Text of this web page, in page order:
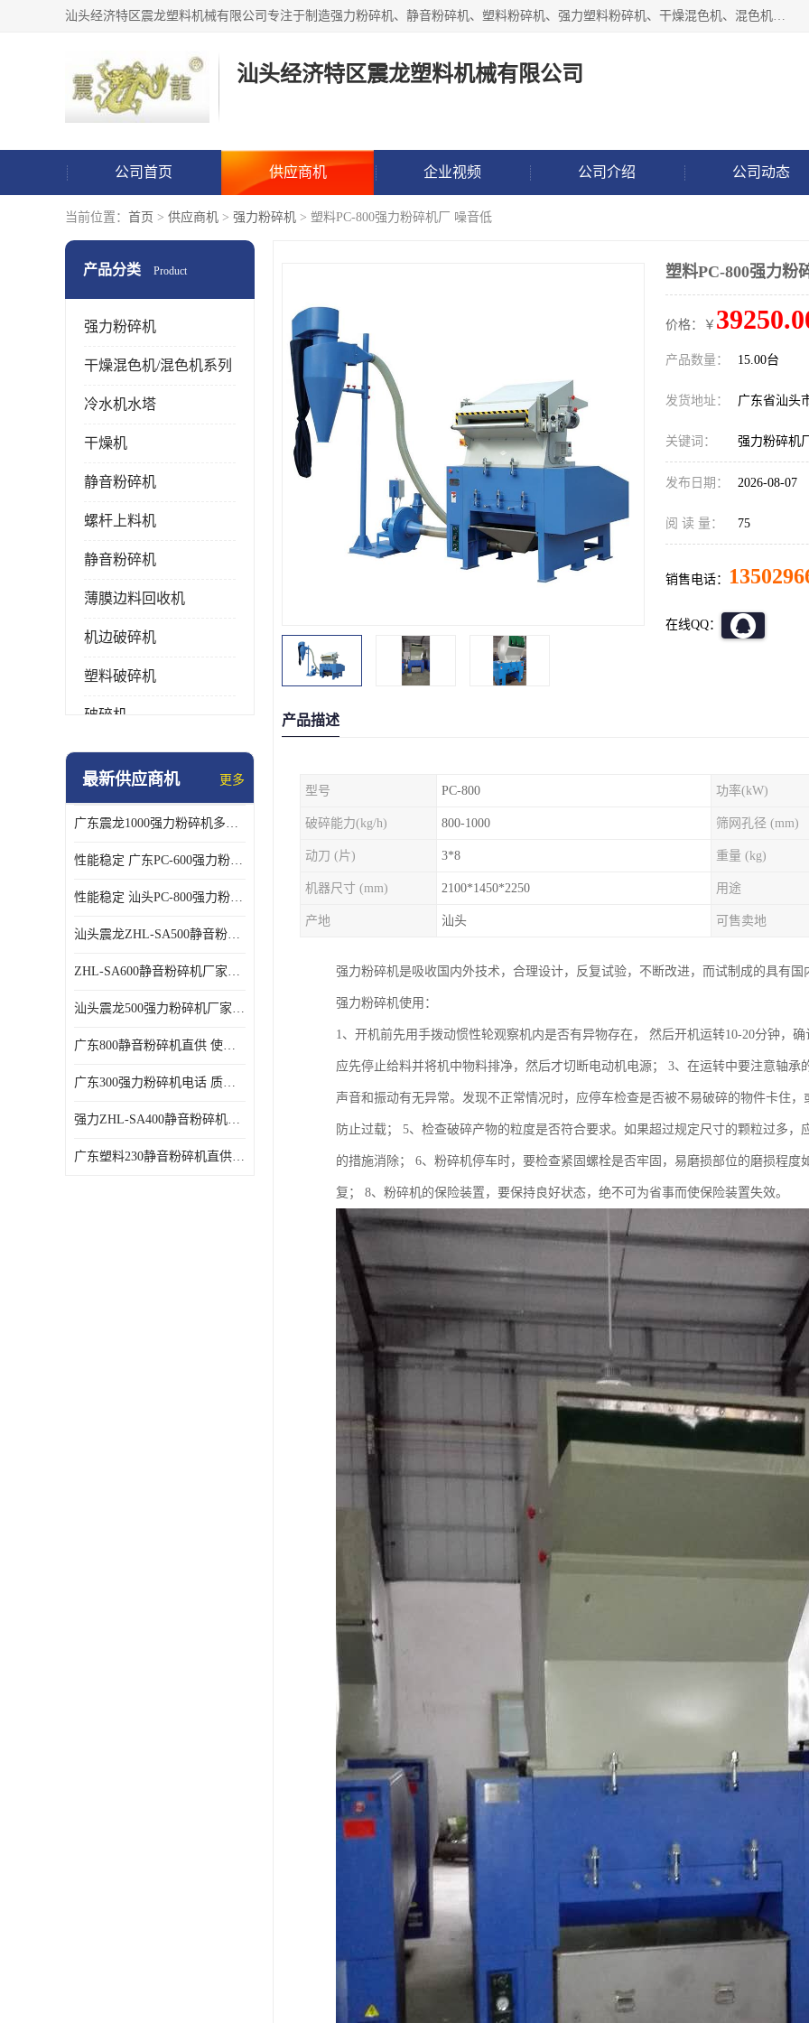
汕头经济特区震龙塑料机械有限公司专注于制造强力粉碎机、静音粉碎机、塑料粉碎机、强力塑料粉碎机、干燥混色机、混色机、冷水机、上料机等塑料辅助机械。
汕头经济特区震龙塑料机械有限公司
公司首页 供应商机 企业视频 公司介绍 公司动态
当前位置： 首页 > 供应商机 > 强力粉碎机 > 塑料PC-800强力粉碎机厂 噪音低
产品分类 Product
强力粉碎机
干燥混色机/混色机系列
冷水机水塔
干燥机
静音粉碎机
螺杆上料机
静音粉碎机
薄膜边料回收机
机边破碎机
塑料破碎机
破碎机
强力粉碎机
最新供应商机 更多
广东震龙1000强力粉碎机多少钱一台 使用方便
性能稳定 广东PC-600强力粉碎机电话
性能稳定 汕头PC-800强力粉碎机厂家批发
汕头震龙ZHL-SA500静音粉碎机多少钱一台
ZHL-SA600静音粉碎机厂家电话 质量可靠
汕头震龙500强力粉碎机厂家批发 噪音低
广东800静音粉碎机直供 使用寿命长
广东300强力粉碎机电话 质量可靠
强力ZHL-SA400静音粉碎机多少钱一台 密封防尘
广东塑料230静音粉碎机直供 使用寿命长
塑料PC-800强力粉
价格：￥
产品数量： 15.00台
发货地址： 广东省汕头
关键词： 强力粉碎机厂
发布日期： 2026-08-07
阅 读 量： 75
销售电话：
在线QQ：
产品描述
型号 PC-800 功率(kW)
破碎能力(kg/h) 800-1000 筛网孔径 (mm)
动刀 (片) 3*8 重量 (kg)
机器尺寸 (mm) 2100*1450*2250 用途
产地 汕头 可售卖地
强力粉碎机是吸收国内外技术，合理设计，反复试验，不断改进，而试制成的具有国
强力粉碎机使用：
1、开机前先用手拨动惯性轮观察机内是否有异物存在， 然后开机运转10-20分钟，
应先停止给料并将机中物料排净，然后才切断电动机电源； 3、在运转中要注意轴
声音和振动有无异常。发现不正常情况时，应停车检查是否被不易破碎的物件卡住，
防止过载； 5、检查破碎产物的粒度是否符合要求。如果超过规定尺寸的颗粒过多
的措施消除； 6、粉碎机停车时，要检查紧固螺栓是否牢固，易磨损部位的磨损程度
复； 8、粉碎机的保险装置，要保持良好状态，绝不可为省事而使保险装置失效。